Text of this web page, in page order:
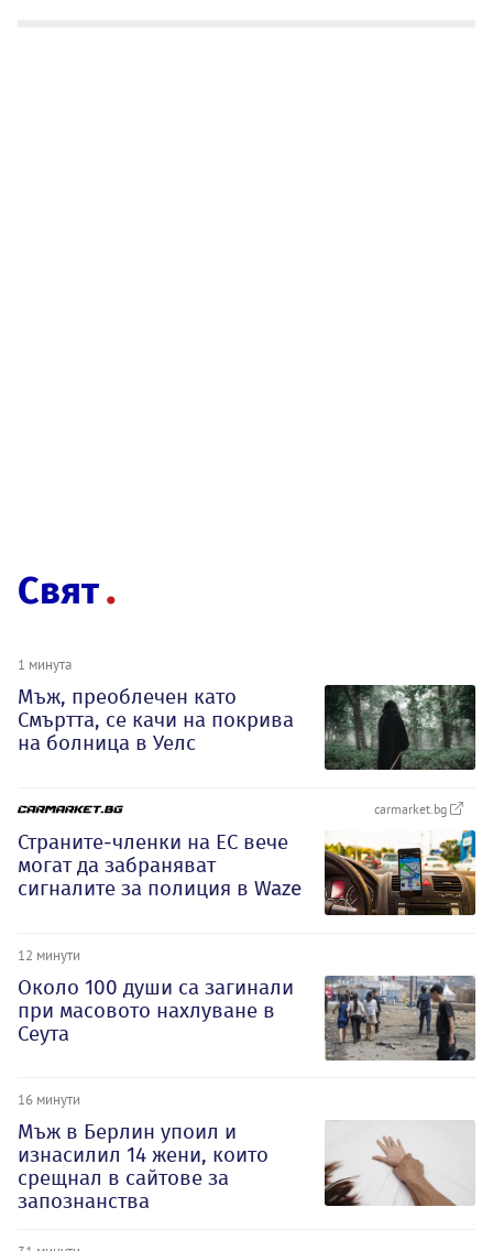
Свят
1 минута
Мъж, преоблечен като
Смъртта, се качи на покрива
на болница в Уелс
carmarket.bg
Страните-членки на ЕС вече
могат да забраняват
сигналите за полиция в Waze
12 минути
Около 100 души са загинали
при масовото нахлуване в
Сеута
16 минути
Мъж в Берлин упоил и
изнасилил 14 жени, които
срещнал в сайтове за
запознанства